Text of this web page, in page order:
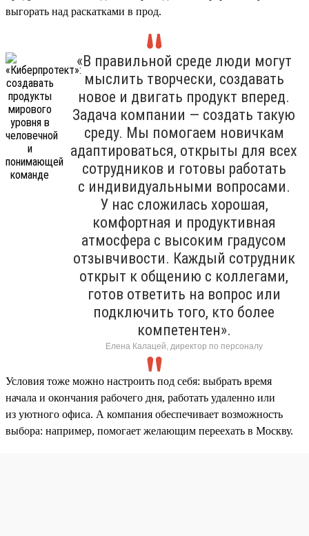
выгорать над раскатками в прод.
«В правильной среде люди могут
мыслить творчески, создавать
новое и двигать продукт вперед.
Задача компании — создать такую
среду. Мы помогаем новичкам
адаптироваться, открыты для всех
сотрудников и готовы работать
с индивидуальными вопросами.
У нас сложилась хорошая,
комфортная и продуктивная
атмосфера с высоким градусом
отзывчивости. Каждый сотрудник
открыт к общению с коллегами,
готов ответить на вопрос или
подключить того, кто более
компетентен».
Елена Калацей, директор по персоналу
Условия тоже можно настроить под себя: выбрать время
начала и окончания рабочего дня, работать удаленно или
из уютного офиса. А компания обеспечивает возможность
выбора: например, помогает желающим переехать в Москву.